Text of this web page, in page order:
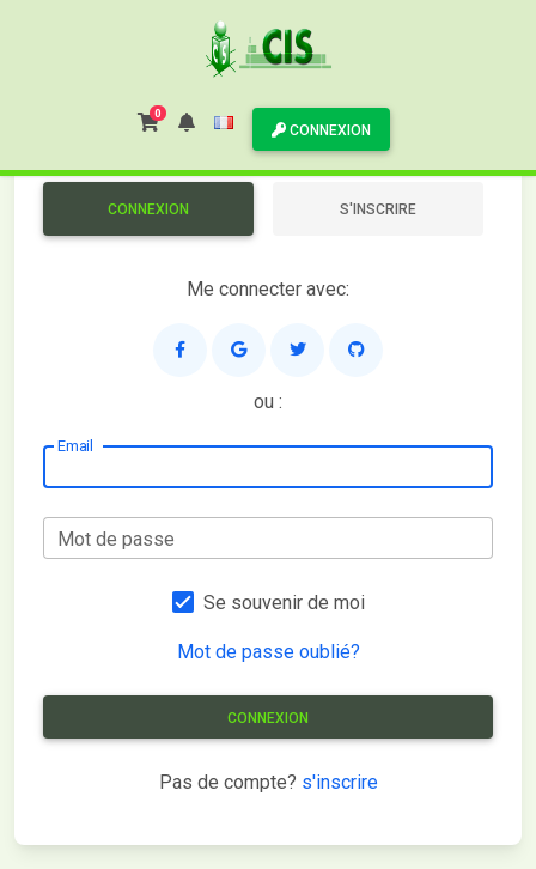
0
CONNEXION
CONNEXION S'INSCRIRE
Me connecter avec:
ou :
Email
Mot de passe
Se souvenir de moi
Mot de passe oublié?
CONNEXION
Pas de compte? s'inscrire